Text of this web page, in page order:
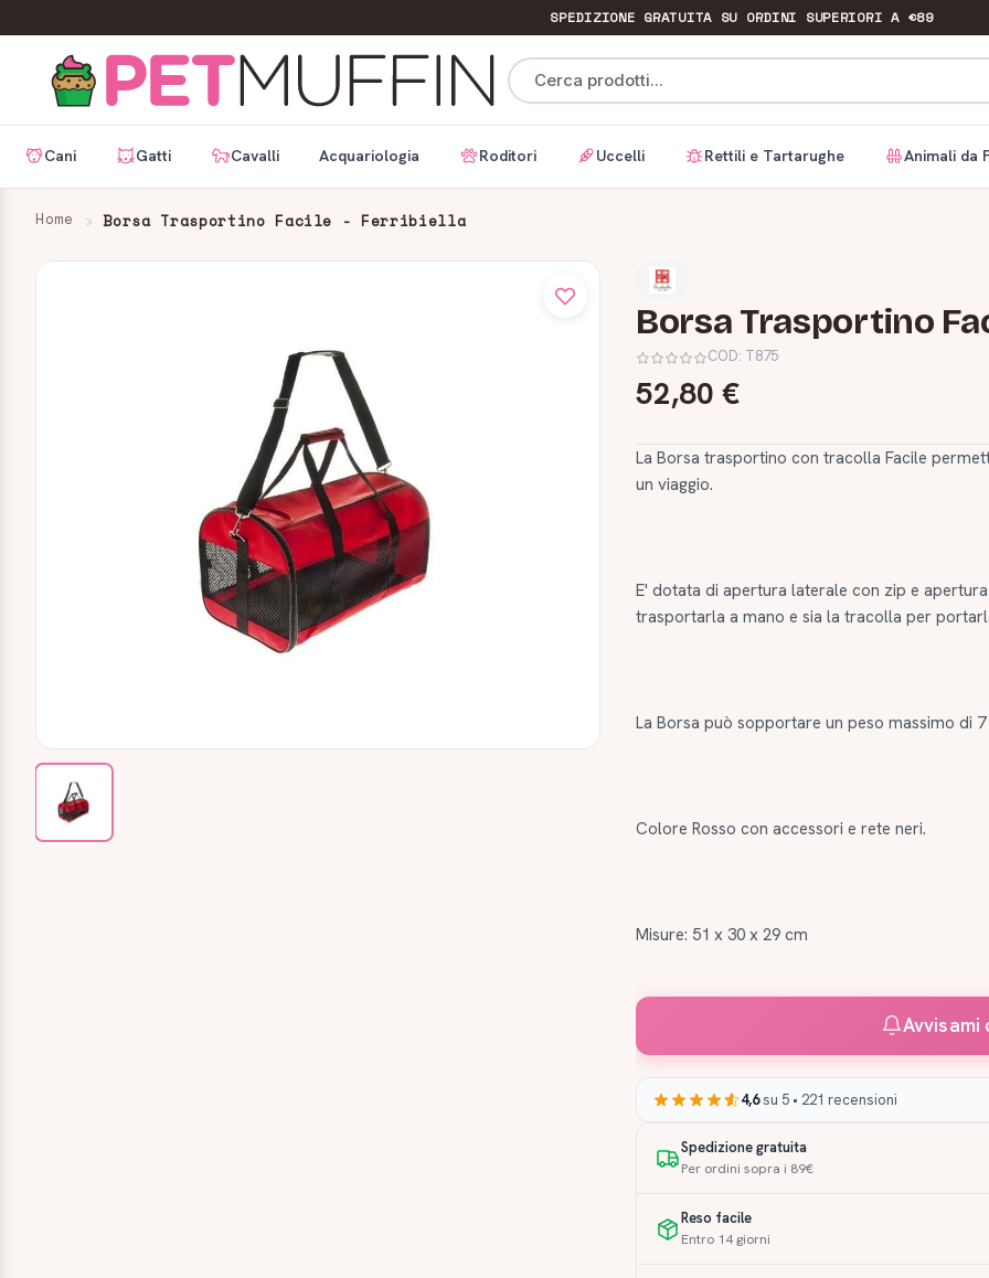
SPEDIZIONE GRATUITASU ORDINI SUPERIORI A €89
Cerca prodotti...
Cani Gatti Cavalli Acquariologia Roditori Uccelli Rettili e Tartarughe Animali da
Home Borsa Trasportino Facile - Ferribiella
Borsa Trasportino
COD: T875
52,80 €
La Borsa trasportino con tracolla Facile
un viaggio.
E' dotata di apertura laterale con zip e
trasportarla a mano e sia la tracolla per
La Borsa può sopportare un peso massimo di 7
Colore Rosso con accessori e rete neri.
Misure: 51 x 30 x 29 cm
Avvisami
4,6su 5 • 221 recensioni
Spedizione gratuita
Per ordini sopra i 89€
Reso facile
Entro 14 giorni